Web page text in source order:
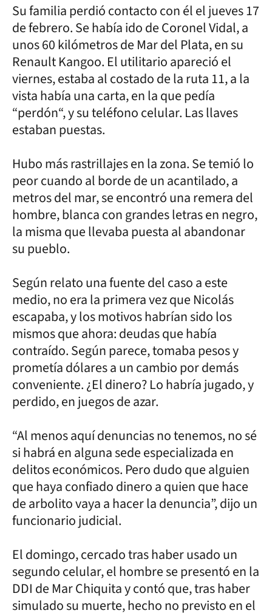
Su familia perdió contacto con él el jueves 17
de febrero. Se había ido de Coronel Vidal, a
unos 60 kilómetros de Mar del Plata, en su
Renault Kangoo. El utilitario apareció el
viernes, estaba al costado de la ruta 11, a la
vista había una carta, en la que pedía
“perdón“, y su teléfono celular. Las llaves
estaban puestas.
Hubo más rastrillajes en la zona. Se temió lo
peor cuando al borde de un acantilado, a
metros del mar, se encontró una remera del
hombre, blanca con grandes letras en negro,
la misma que llevaba puesta al abandonar
su pueblo.
Según relato una fuente del caso a este
medio, no era la primera vez que Nicolás
escapaba, y los motivos habrían sido los
mismos que ahora: deudas que había
contraído. Según parece, tomaba pesos y
prometía dólares a un cambio por demás
conveniente. ¿El dinero? Lo habría jugado, y
perdido, en juegos de azar.
“Al menos aquí denuncias no tenemos, no sé
si habrá en alguna sede especializada en
delitos económicos. Pero dudo que alguien
que haya confiado dinero a quien que hace
de arbolito vaya a hacer la denuncia”, dijo un
funcionario judicial.
El domingo, cercado tras haber usado un
segundo celular, el hombre se presentó en la
DDI de Mar Chiquita y contó que, tras haber
simulado su muerte, hecho no previsto en el